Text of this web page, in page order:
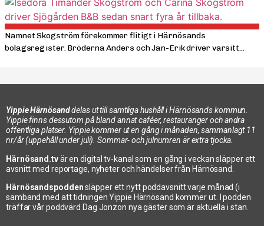
Namnet Skogström förekommer flitigt i Härnösands
bolagsregister. Bröderna Anders och Jan-Erik driver varsitt...
Yippie Härnösanddelas ut till samtliga hushåll i Härnösands kommun.
Yippie finns dessutom på bland annat caféer, restauranger och andra
offentliga platser. Yippie kommer ut en gång i månaden, sammanlagt 11
nr/år (uppehåll under juli). Sommar- och julnumren är extra tjocka.
Härnösand.tvär en digital tv-kanal som en gång i veckan släpper ett
avsnitt med reportage, nyheter och händelser från Härnösand.
Härnösandspoddensläpper ett nytt poddavsnitt varje månad (i
samband med att tidningen Yippie Härnösand kommer ut. I podden
träffar vår poddvärd Dag Jonzon nya gäster som är aktuella i stan.